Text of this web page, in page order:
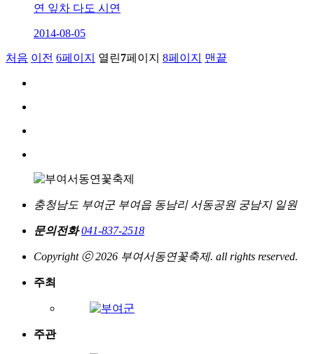
연 잎차 다도 시연
2014-08-05
처음 이전 6페이지 열린7페이지 8페이지 맨끝
충청남도 부여군 부여읍 동남리 서동공원 궁남지 일원
문의전화 041-837-2518
Copyright ⓒ 2026 부여서동연꽃축제. all rights reserved.
주최
주관